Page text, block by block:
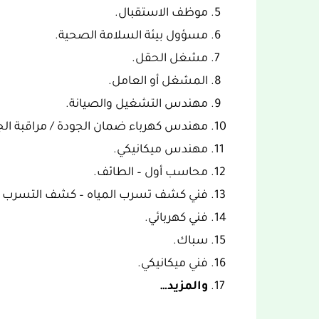
موظف الاستقبال.
مسؤول بيئة السلامة الصحية.
مشغل الحقل.
المشغل أو العامل.
مهندس التشغيل والصيانة.
مهندس كهرباء ضمان الجودة / مراقبة
مهندس ميكانيكي.
محاسب أول – الطائف.
فني كشف تسرب المياه – كشف التسرب
فني كهربائي.
سباك.
فني ميكانيكي.
والمزيد…